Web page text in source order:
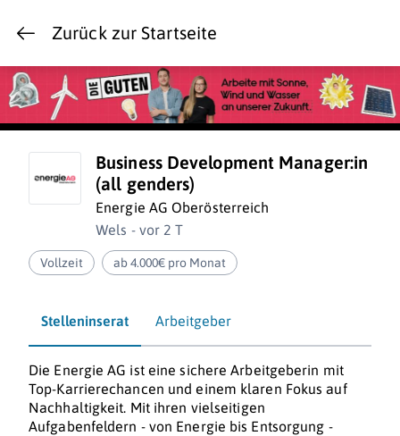
Zurück zur Startseite
Business Development Manager:in
(all genders)
Energie AG Oberösterreich
Wels - vor 2 T
Vollzeit ab 4.000€ pro Monat
Stelleninserat Arbeitgeber
Die Energie AG ist eine sichere Arbeitgeberin mit
Top-Karrierechancen und einem klaren Fokus auf
Nachhaltigkeit. Mit ihren vielseitigen
Aufgabenfeldern - von Energie bis Entsorgung -